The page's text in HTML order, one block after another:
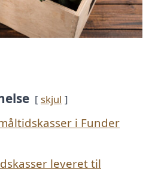
skjul
i Funder
leveret til